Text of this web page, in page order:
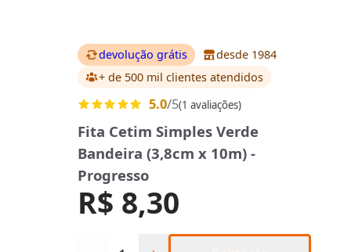
devolução grátis
desde 1984
+ de 500 mil clientes atendidos
5.0/5(1 avaliações)
Fita Cetim Simples Verde
Bandeira (3,8cm x 10m) -
Progresso
R$ 8,30